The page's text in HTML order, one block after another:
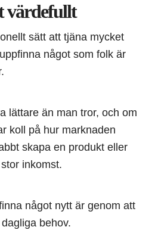
värdefullt
sätt att tjäna mycket
något som folk är
lättare än man tror, och om
koll på hur marknaden
skapa en produkt eller
inkomst.
något nytt är genom att
behov.